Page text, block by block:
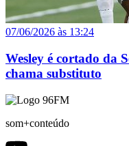
07/06/2026 às 13:24
Wesley é cortado da
chama substituto
som+conteúdo